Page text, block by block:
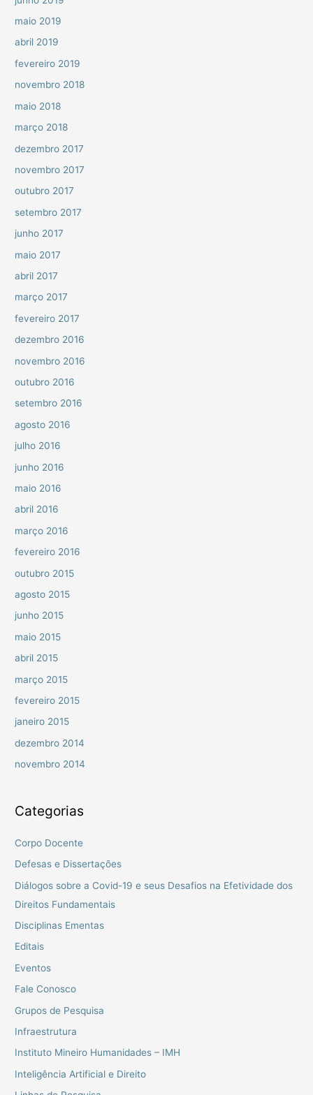
maio 2019
abril 2019
fevereiro 2019
novembro 2018
maio 2018
março 2018
dezembro 2017
novembro 2017
outubro 2017
setembro 2017
junho 2017
maio 2017
abril 2017
março 2017
fevereiro 2017
dezembro 2016
novembro 2016
outubro 2016
setembro 2016
agosto 2016
julho 2016
junho 2016
maio 2016
abril 2016
março 2016
fevereiro 2016
outubro 2015
agosto 2015
junho 2015
maio 2015
abril 2015
março 2015
fevereiro 2015
janeiro 2015
dezembro 2014
novembro 2014
Categorias
Corpo Docente
Defesas e Dissertações
Diálogos sobre a Covid-19 e seus Desafios na Efetividade dos
Direitos Fundamentais
Disciplinas Ementas
Editais
Eventos
Fale Conosco
Grupos de Pesquisa
Infraestrutura
Instituto Mineiro Humanidades – IMH
Inteligência Artificial e Direito